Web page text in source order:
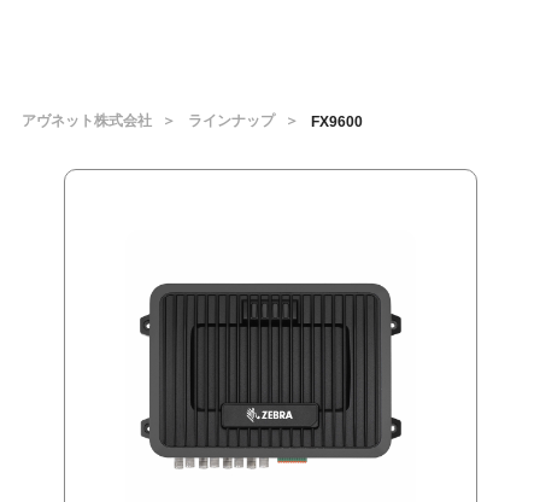
アヴネット株式会社 ラインナップ FX9600